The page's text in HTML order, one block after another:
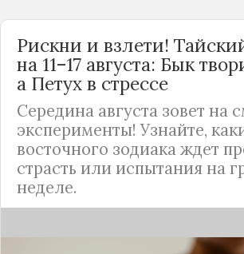
Рискни и взлети!
на 11–17 августа: Бык
а Петух в стрессе
Середина августа зовет на
эксперименты! Узнайте,
восточного зодиака ждет
страсть или испытания на
неделе.